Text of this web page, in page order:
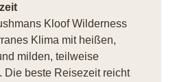
Kloof Wilderness
Klima mit heißen,
milden, teilweise
Die beste Reisezeit reicht